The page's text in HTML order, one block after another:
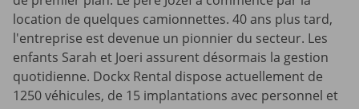
location de quelques camionnettes. 40 ans plus tard,
l'entreprise est devenue un pionnier du secteur. Les
enfants Sarah et Joeri assurent désormais la gestion
quotidienne. Dockx Rental dispose actuellement de
1250 véhicules, de 15 implantations avec personnel et